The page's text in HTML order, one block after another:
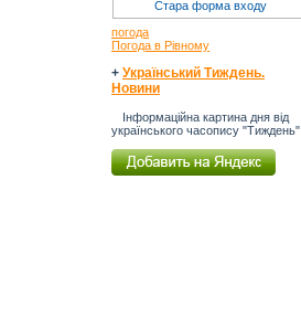
Стара форма входу
погода
Погода в Рівному
+ Український Тиждень.
Новини
Інформаційна картина дня від
українського часопису "Тиждень".